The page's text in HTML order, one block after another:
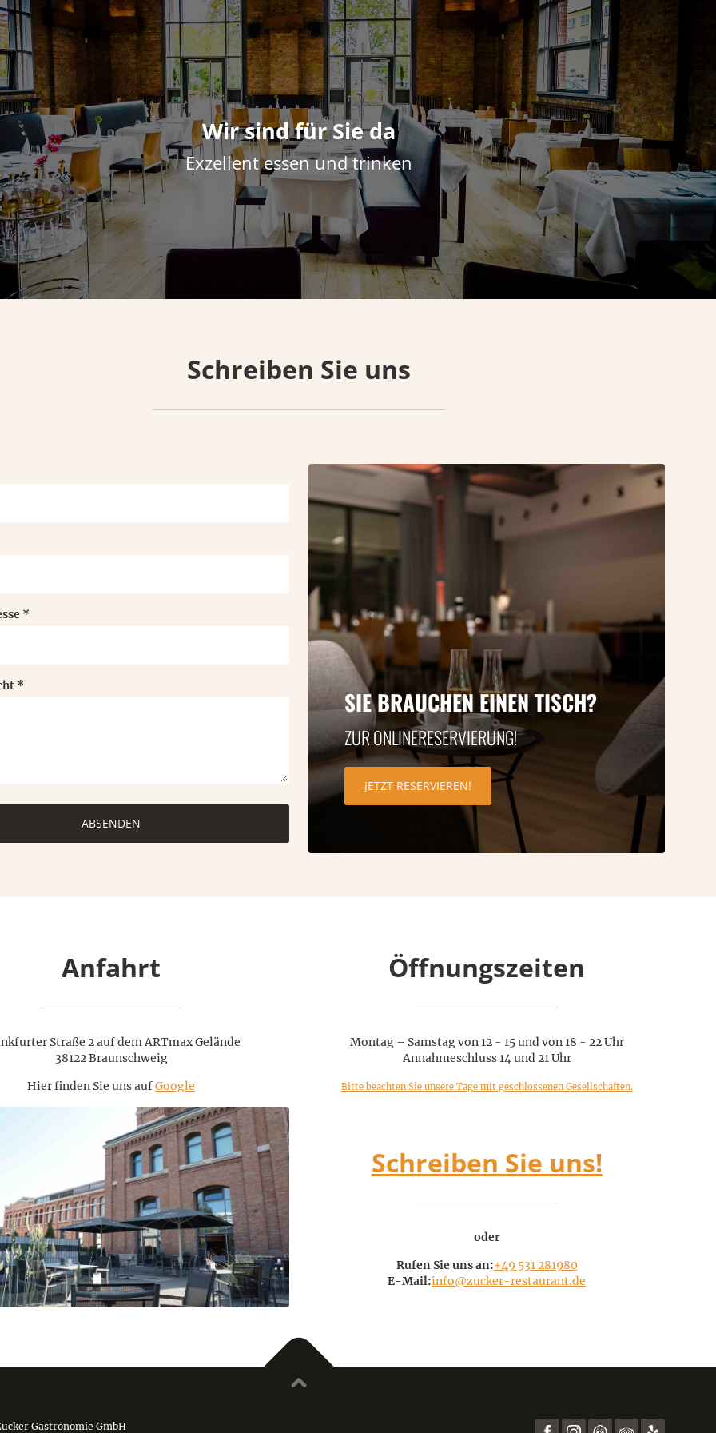
Wir sind für Sie da
Exzellent essen und trinken
Schreiben Sie uns
*
*
ABSENDEN
SIE BRAUCHEN EINEN TISCH?
ZUR ONLINERESERVIERUNG!
JETZT RESERVIEREN!
Anfahrt
Straße 2 auf dem ARTmax Gelände
38122 Braunschweig
Hier finden Sie uns aufGoogle
Öffnungszeiten
Montag – Samstag von 12 - 15 und von 18 - 22 Uhr
Annahmeschluss 14 und 21 Uhr
Bitte beachten Sie unsere Tage mit geschlossenen Gesellschaften.
Schreiben Sie uns!
oder
Rufen Sie uns an:+49 531 281980
E-Mail:info@zucker-restaurant.de
Gastronomie GmbH